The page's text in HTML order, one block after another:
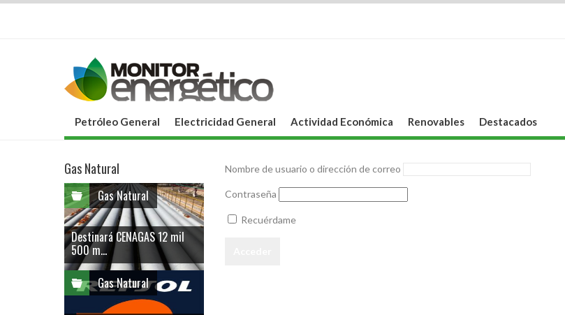
Petróleo General Electricidad General Actividad Económica Renovables Destacados
Nombre de usuario o dirección de correo
Contraseña
Recuérdame
Gas Natural
Gas Natural
Destinará CENAGAS 12 mil
500 m...
Gas Natural